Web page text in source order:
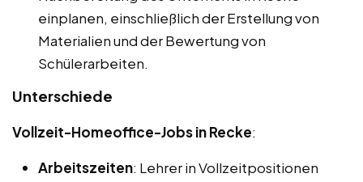
einplanen, einschließlich der Erstellung von
Materialien und der Bewertung von
Schülerarbeiten.
Unterschiede
Vollzeit-Homeoffice-Jobs in Recke:
Arbeitszeiten: Lehrer in Vollzeitpositionen